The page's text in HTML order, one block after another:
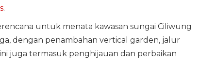
.
untuk menata kawasan sungai Ciliwung
dengan penambahan vertical garden, jalur
juga termasuk penghijauan dan perbaikan